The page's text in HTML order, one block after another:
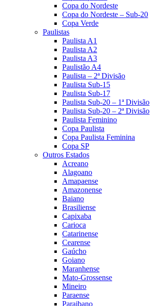
Copa do Nordeste
Copa do Nordeste – Sub-20
Copa Verde
Paulistas
Paulista A1
Paulista A2
Paulista A3
Paulistão A4
Paulista – 2ª Divisão
Paulista Sub-15
Paulista Sub-17
Paulista Sub-20 – 1ª Divisão
Paulista Sub-20 – 2ª Divisão
Paulista Feminino
Copa Paulista
Copa Paulista Feminina
Copa SP
Outros Estados
Acreano
Alagoano
Amapaense
Amazonense
Baiano
Brasiliense
Capixaba
Carioca
Catarinense
Cearense
Gaúcho
Goiano
Maranhense
Mato-Grossense
Mineiro
Paraense
Paraibano